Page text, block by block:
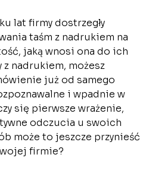
lat firmy dostrzegły
taśm z nadrukiem na
jaką wnosi ona do ich
z nadrukiem, możesz
już od samego
i wpadnie w
się pierwsze wrażenie,
odczucia u swoich
może to jeszcze przynieść
firmie?